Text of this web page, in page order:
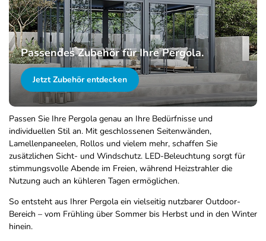
Passendes Zubehör für Ihre Pergola.
Jetzt Zubehör entdecken
Passen Sie Ihre Pergola genau an Ihre Bedürfnisse und
individuellen Stil an. Mit geschlossenen Seitenwänden,
Lamellenpaneelen, Rollos und vielem mehr, schaffen Sie
zusätzlichen Sicht- und Windschutz. LED-Beleuchtung sorgt für
stimmungsvolle Abende im Freien, während Heizstrahler die
Nutzung auch an kühleren Tagen ermöglichen.
So entsteht aus Ihrer Pergola ein vielseitig nutzbarer Outdoor-
Bereich – vom Frühling über Sommer bis Herbst und in den Winter
hinein.